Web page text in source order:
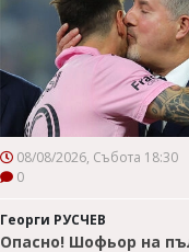
08/08/2026, Събота 18:30
0
Георги РУСЧЕВ
Опасно! Шофьор на